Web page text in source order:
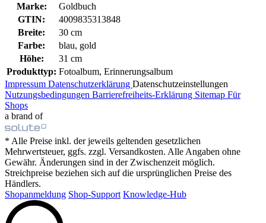
Marke:
Goldbuch
GTIN:
4009835313848
Breite:
30 cm
Farbe:
blau, gold
Höhe:
31 cm
Produkttyp: Fotoalbum, Erinnerungsalbum
Impressum Datenschutzerklärung Datenschutzeinstellungen
Nutzungsbedingungen Barrierefreiheits-Erklärung Sitemap Für
Shops
a brand of
* Alle Preise inkl. der jeweils geltenden gesetzlichen
Mehrwertsteuer, ggfs. zzgl. Versandkosten. Alle Angaben ohne
Gewähr. Änderungen sind in der Zwischenzeit möglich.
Streichpreise beziehen sich auf die ursprünglichen Preise des
Händlers.
Shopanmeldung Shop-Support Knowledge-Hub